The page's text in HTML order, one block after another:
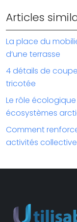
Articles
La place du
d’une terrasse
4 détails de
tricotée
Le rôle
écosystèmes
Comment
activités